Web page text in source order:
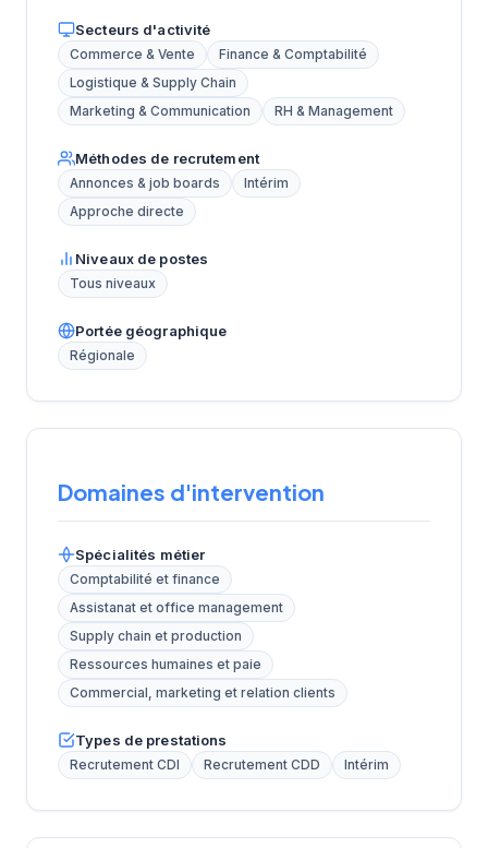
Secteurs d'activité
Commerce & Vente
Finance & Comptabilité
Logistique & Supply Chain
Marketing & Communication
RH & Management
Méthodes de recrutement
Annonces & job boards
Intérim
Approche directe
Niveaux de postes
Tous niveaux
Portée géographique
Régionale
Domaines d'intervention
Spécialités métier
Comptabilité et finance
Assistanat et office management
Supply chain et production
Ressources humaines et paie
Commercial, marketing et relation clients
Types de prestations
Recrutement CDI Recrutement CDD Intérim